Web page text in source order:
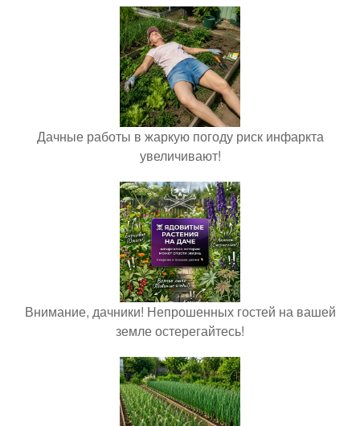
Дачные работы в жаркую погоду риск инфаркта
увеличивают!
Внимание, дачники! Непрошенных гостей на вашей
земле остерегайтесь!